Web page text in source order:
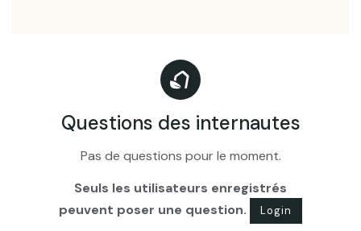
Questions des internautes
Pas de questions pour le moment.
Seuls les utilisateurs enregistrés
peuvent poser une question.
Login